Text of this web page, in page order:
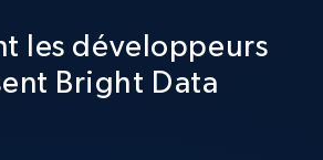
les développeurs
Bright Data